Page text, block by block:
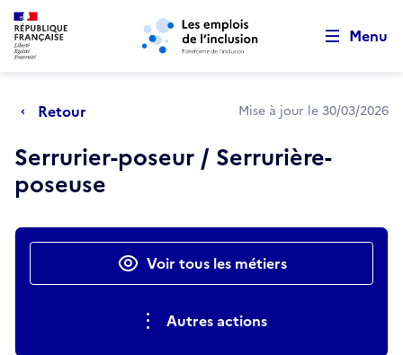
Aller au menu principal Aller au contenu principal
Menu
Retour Mise à jour le 30/03/2026
Serrurier-poseur / Serrurière-
poseuse
Actions rapidesVoir tous les métiers
Autres actions
Retour au début de la page
Panneau de gestion des cookies